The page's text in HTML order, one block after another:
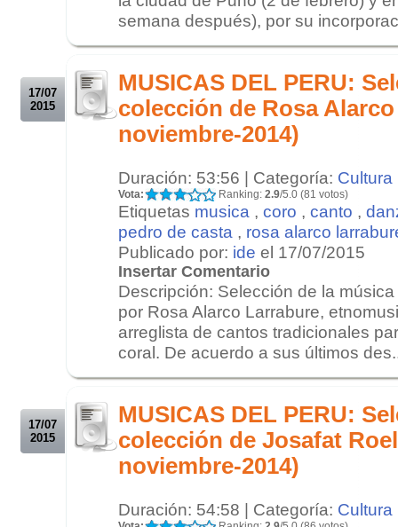
semana después), por su
17/07
2015
MUSICAS DEL PERU:
colección de Rosa
noviembre-2014)
Duración: 53:56 | Categoría: Cultura
Vota: Ranking: 2.9/5.0 (81 votos)
Etiquetas musica , coro , canto ,
pedro de casta , rosa alarco
Publicado por: ide el 17/07/2015
Insertar Comentario
Descripción: Selección de la
por Rosa Alarco Larrabure,
arreglista de cantos tradicionales
coral. De acuerdo a sus últimos
17/07
2015
MUSICAS DEL PERU:
colección de Josafat
noviembre-2014)
Duración: 54:58 | Categoría: Cultura